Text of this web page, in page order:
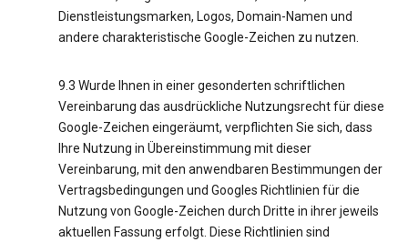
Dienstleistungsmarken, Logos, Domain-Namen und
andere charakteristische Google-Zeichen zu nutzen.
9.3 Wurde Ihnen in einer gesonderten schriftlichen
Vereinbarung das ausdrückliche Nutzungsrecht für diese
Google-Zeichen eingeräumt, verpflichten Sie sich, dass
Ihre Nutzung in Übereinstimmung mit dieser
Vereinbarung, mit den anwendbaren Bestimmungen der
Vertragsbedingungen und Googles Richtlinien für die
Nutzung von Google-Zeichen durch Dritte in ihrer jeweils
aktuellen Fassung erfolgt. Diese Richtlinien sind